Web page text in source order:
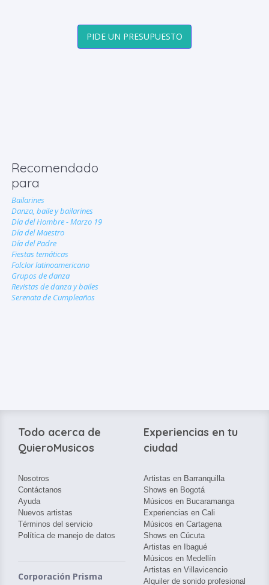
PIDE UN PRESUPUESTO
Recomendado
para
Bailarines
Danza, baile y bailarines
Día del Hombre - Marzo 19
Día del Maestro
Día del Padre
Fiestas temáticas
Folclor latinoamericano
Grupos de danza
Revistas de danza y bailes
Serenata de Cumpleaños
Todo acerca de
QuieroMusicos
Nosotros
Contáctanos
Ayuda
Nuevos artistas
Términos del servicio
Política de manejo de datos
Corporación Prisma
Experiencias en tu
ciudad
Artistas en Barranquilla
Shows en Bogotá
Músicos en Bucaramanga
Experiencias en Cali
Músicos en Cartagena
Shows en Cúcuta
Artistas en Ibagué
Músicos en Medellín
Artistas en Villavicencio
Alquiler de sonido profesional